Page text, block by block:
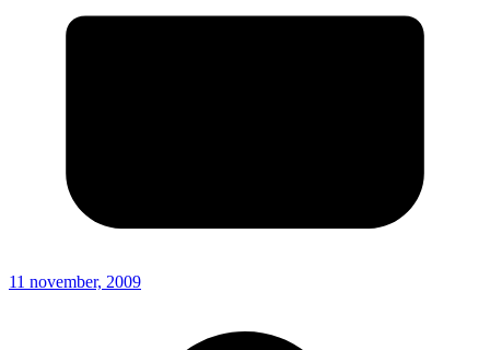
11 november, 2009